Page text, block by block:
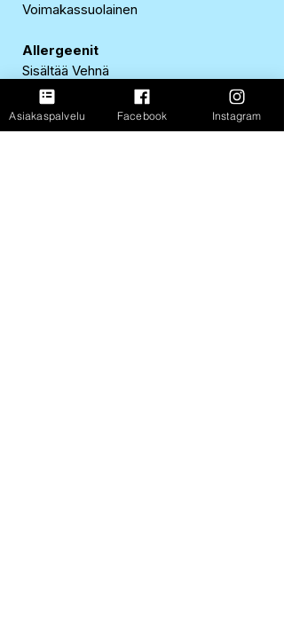
Voimakassuolainen
Allergeenit
Sisältää Vehnä
Sisältää Siemenet
Sisältää Naudanliha
Sisältää Muna
Asiakaspalvelu Facebook Instagram